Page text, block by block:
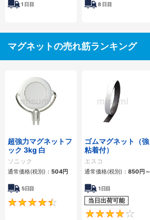
1 日目 8 日目
マグネットの売れ筋ランキング
超強力マグネットフ
ック 3kg 白
ソニック
通常価格(税別)： 504円
5日目
4.5
ゴムマグネット（強
粘着付）
エスコ
通常価格(税別)： 850円 ～
1日目
当日出荷可能